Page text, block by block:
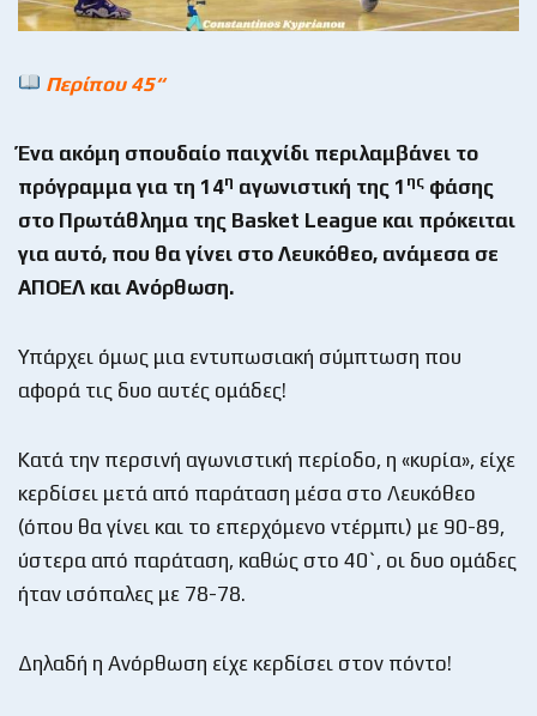
Περίπου 45“
Ένα ακόμη σπουδαίο παιχνίδι περιλαμβάνει το
πρόγραμμα για τη 14η αγωνιστική της 1 ης φάσης
στο Πρωτάθλημα της Basket League και πρόκειται
για αυτό, που θα γίνει στο Λευκόθεο, ανάμεσα σε
ΑΠΟΕΛ και Ανόρθωση.
Υπάρχει όμως μια εντυπωσιακή σύμπτωση που
αφορά τις δυο αυτές ομάδες!
Κατά την περσινή αγωνιστική περίοδο, η «κυρία», είχε
κερδίσει μετά από παράταση μέσα στο Λευκόθεο
(όπου θα γίνει και το επερχόμενο ντέρμπι) με 90-89,
ύστερα από παράταση, καθώς στο 40`, οι δυο ομάδες
ήταν ισόπαλες με 78-78.
Δηλαδή η Ανόρθωση είχε κερδίσει στον πόντο!